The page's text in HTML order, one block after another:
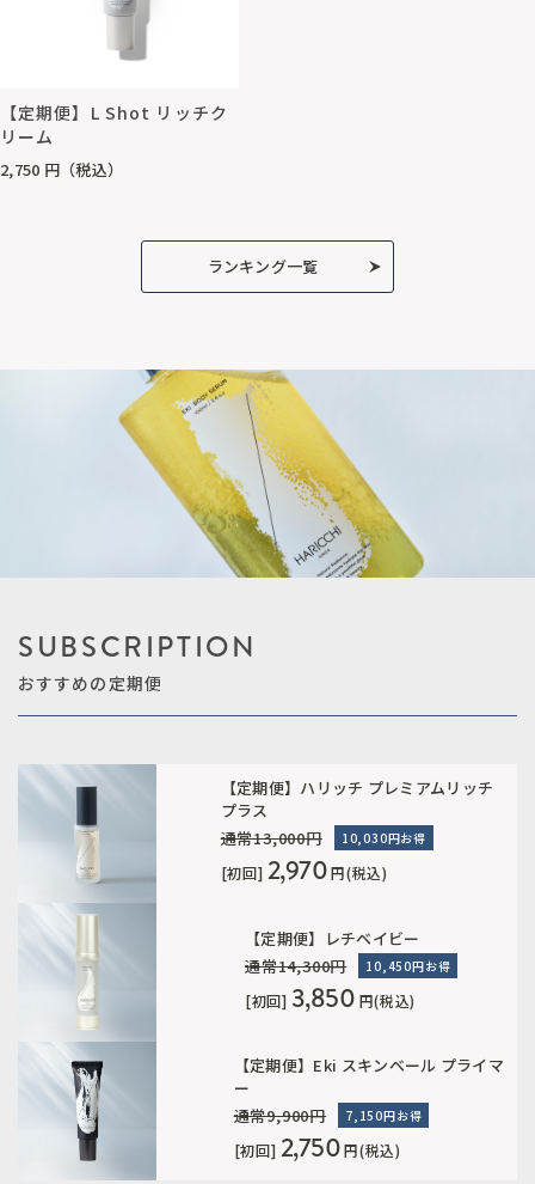
【定期便】L Shot リッチク
リーム
2,750 円（税込）
ランキング一覧
SUBSCRIPTION
おすすめの定期便
【定期便】ハリッチ プレミアムリッチ
プラス
通常13,000円
10,030円お得
[初回] 2,970円(税込)
【定期便】レチベイビー
通常14,300円
10,450円お得
[初回] 3,850 円(税込)
【定期便】Eki スキンベール プライマ
ー
通常9,900円
7,150円お得
[初回] 2,750円(税込)